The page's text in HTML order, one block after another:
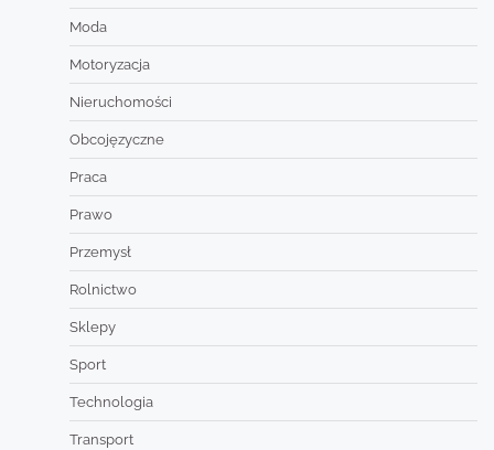
Moda
Motoryzacja
Nieruchomości
Obcojęzyczne
Praca
Prawo
Przemysł
Rolnictwo
Sklepy
Sport
Technologia
Transport